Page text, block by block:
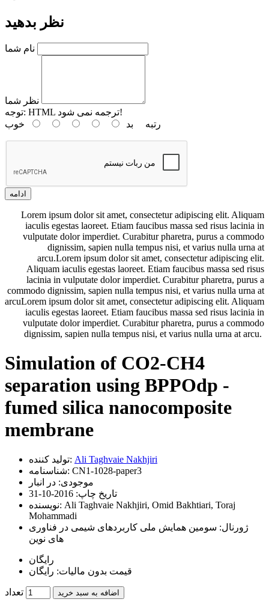
نظر بدهید
نام شما
نظر شما
توجه:
HTML ترجمه نمی شود!
رتبه بد خوب
ادامه
Lorem ipsum dolor sit amet, consectetur adipiscing elit. Aliquam
iaculis egestas laoreet. Etiam faucibus massa sed risus lacinia in
vulputate dolor imperdiet. Curabitur pharetra, purus a commodo
dignissim, sapien nulla tempus nisi, et varius nulla urna at
arcu.Lorem ipsum dolor sit amet, consectetur adipiscing elit.
Aliquam iaculis egestas laoreet. Etiam faucibus massa sed risus
lacinia in vulputate dolor imperdiet. Curabitur pharetra, purus a
commodo dignissim, sapien nulla tempus nisi, et varius nulla urna at
arcuLorem ipsum dolor sit amet, consectetur adipiscing elit. Aliquam
iaculis egestas laoreet. Etiam faucibus massa sed risus lacinia in
vulputate dolor imperdiet. Curabitur pharetra, purus a commodo
dignissim, sapien nulla tempus nisi, et varius nulla urna at arcu.
Simulation of CO2-CH4
separation using BPPOdp -
fumed silica nanocomposite
membrane
تولید کننده: Ali Taghvaie Nakhjiri
شناسنامه: CN1-1028-paper3
موجودی: در انبار
تاریخ چاپ: 2016-10-31
نویسنده: Ali Taghvaie Nakhjiri, Omid Bakhtiari, Toraj
Mohammadi
ژورنال: سومین همایش ملی کاربردهای شیمی در فناوری
های نوین
رایگان
قیمت بدون مالیات: رایگان
تعداد اضافه به سبد خرید